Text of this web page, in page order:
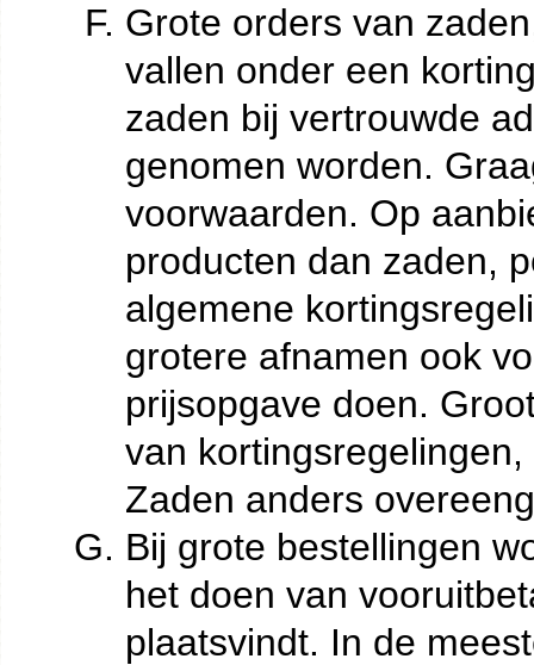
Grote orders van
vallen onder een
zaden bij vertrouwde
genomen worden.
voorwaarden. Op
producten dan zaden,
algemene
grotere afnamen ook
prijsopgave doen.
van
Zaden anders
Bij grote bestellingen
het doen van
plaatsvindt. In de